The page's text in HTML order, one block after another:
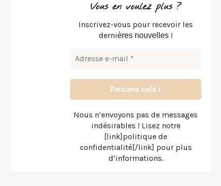
Vous en voulez plus ?
Inscrivez-vous pour recevoir les
dernières nouvelles !
Nous n’envoyons pas de messages
indésirables ! Lisez notre
[link]politique de
confidentialité[/link] pour plus
d’informations.